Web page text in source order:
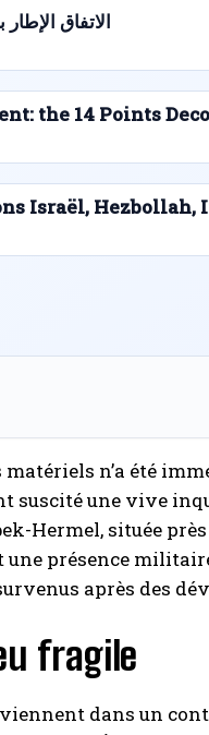
الاتفاق الإطار
the 14 Points
Israël,
n’a été
suscité une vive
Hermel, située
présence
après des
fragile
dans un